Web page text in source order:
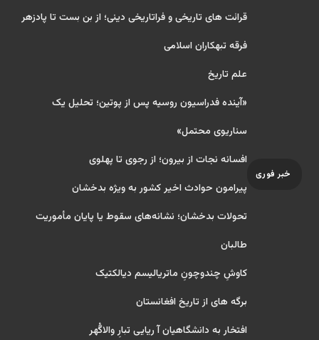
خبر فوری
قرائت های تاریخی و فراتاریخی دینی؛ از بن بست تا پادزهر
فرقه تبهکاران اسلامی
علم تاریخ
«آینده فدراسیون روسیه پس از پوتین؛ تحلیل یک
سناریوی محتمل»
افسانه نجات از بیرون؛ از رجوی تا پهلوی
پیرامون حوادث اخیر کشور به ویژه بدخشان
تحولات بدخشان؛ نشانه‌های سقوط یا پایان مأموریت
طالبان
کاوشِ چندو‌چونِ ماتریالیسم دیالکتیک
برگه های از تاریخ افغانستان
افتخار به دانشگاهیان آ ریایی تبارِ والاگُهر